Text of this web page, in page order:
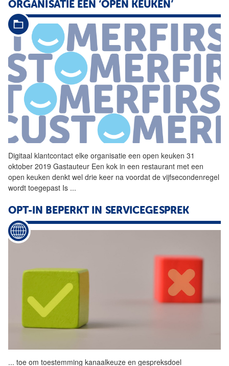
ORGANISATIE EEN ‘OPEN KEUKEN’
Digitaal klantcontact elke organisatie een open keuken 31
oktober 2019 Gastauteur Een kok in een restaurant met een
open keuken denkt wel drie keer na voordat de vijfsecondenregel
wordt toegepast Is ...
OPT-IN BEPERKT IN SERVICEGESPREK
... toe om toestemming kanaalkeuze en gespreksdoel